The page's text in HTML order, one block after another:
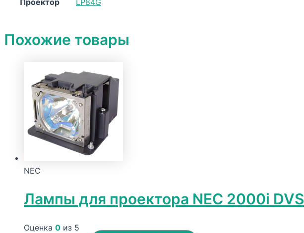
Проектор LP84G
Похожие товары
NEC
Лампы для проектора NEC 2000i DVS
Оценка 0 из 5